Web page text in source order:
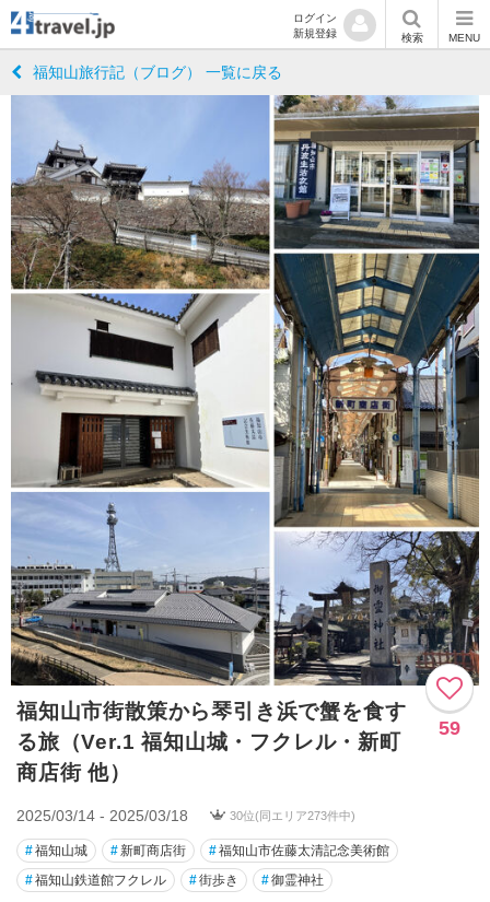
ログイン
新規登録
検索 MENU
福知山旅行記（ブログ） 一覧に戻る
福知山市街散策から琴引き浜で蟹を食す
る旅（Ver.1 福知山城・フクレル・新町
商店街 他）
59
2025/03/14 - 2025/03/18 30位(同エリア273件中)
#福知山城 #新町商店街 #福知山市佐藤太清記念美術館
#福知山鉄道館フクレル #街歩き #御霊神社